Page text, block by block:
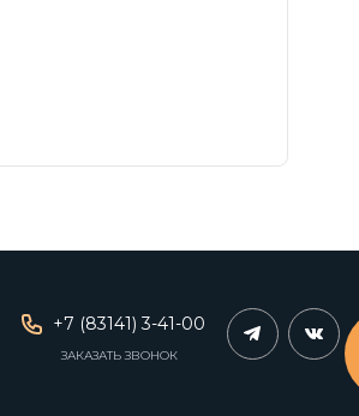
+7 (83141) 3-41-00
ЗАКАЗАТЬ ЗВОНОК